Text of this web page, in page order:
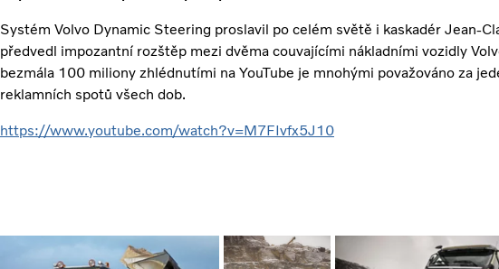
Systém Volvo Dynamic Steering proslavil po celém světě i kaskadér Jean-
předvedl impozantní rozštěp mezi dvěma couvajícími nákladními vozidly
bezmála 100 miliony zhlédnutími na YouTube je mnohými považováno za
reklamních spotů všech dob.
https://www.youtube.com/watch?v=M7FIvfx5J10